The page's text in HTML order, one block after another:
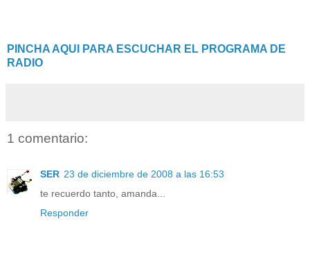
PINCHA AQUI PARA ESCUCHAR EL PROGRAMA DE
RADIO
1 comentario:
SER 23 de diciembre de 2008 a las 16:53
te recuerdo tanto, amanda...
Responder